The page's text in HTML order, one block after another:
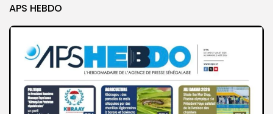
APS HEBDO